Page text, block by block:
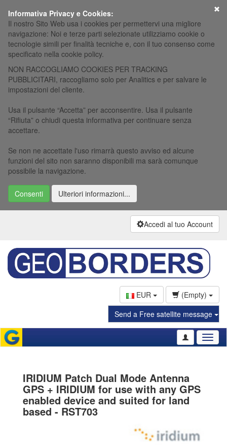
Informativa Privacy e Cookies:
Il nostro Sito Web usa i cookies per permettervi una migliore
navigazione: Noi e terze parti selezionate utilizziamo cookie o
tecnologie simili per finalità tecniche e, con il tuo consenso come
specificato nella cookie policy.
NON RACCOGLIAMO COOKIES PER TRACKING
PUBBLICITARI, raccogliamo solo per Analitics e per salvare le
impostazioni del cliente.
Usa il pulsante “Accetta” per acconsentire. Usa il pulsante
“Rifiuta” o chiudi questa informativa per continuare senza
accettare.
Se non ne accettate l'uso rimarrà questo avviso ed alcune
funzioni del sito non saranno disponibili ma sarà comunque
possibile la navigazione.
Consenti Ulteriori informazioni...
×
Accedi al tuo Account
EUR
(Empty)
Send a Free satellite message
IRIDIUM Patch Dual Mode Antenna
GPS + IRIDIUM for use with any GPS
enabled device and suited for land
based - RST703